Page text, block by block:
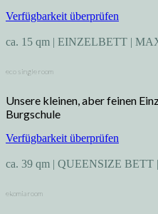
Verfügbarkeit überprüfen
ca. 15 qm | EINZELBETT |
eco single room
Unsere kleinen, aber feinen
Burgschule
Verfügbarkeit überprüfen
ca. 39 qm | QUEENSIZE
ekomia room